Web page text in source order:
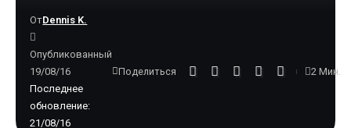
Последнее
обновление:
21/08/16
ОтDennis K.
Опубликованный
19/08/16
Поделиться 2 Мин.